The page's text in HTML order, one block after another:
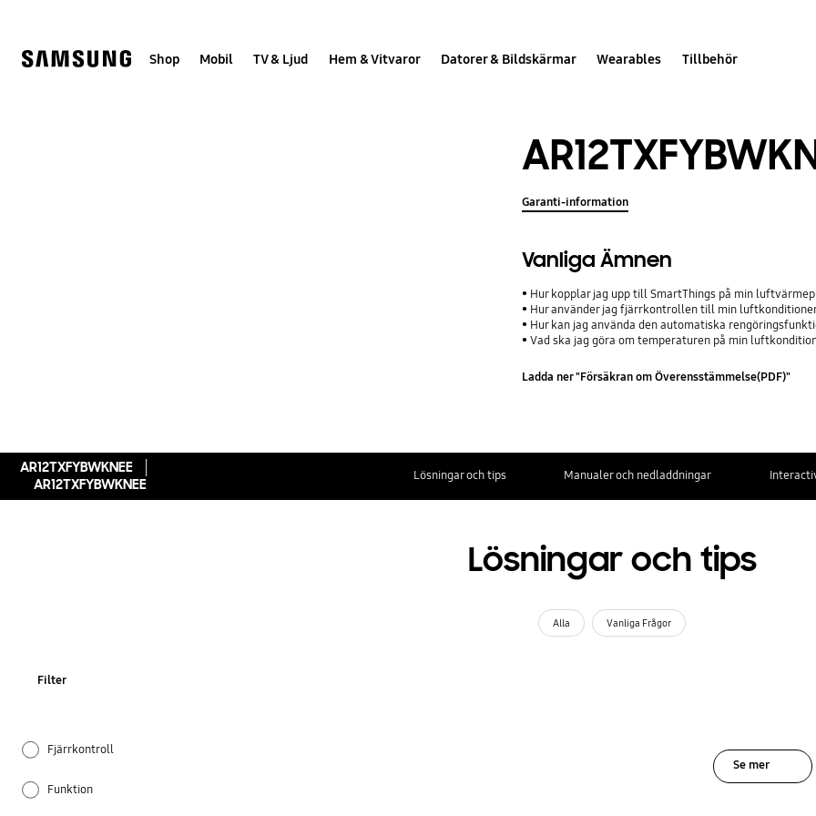
help
Shop Mobil TV & Ljud Hem & Vitvaror Datorer & Bildskärmar Wearables Tillbehör
Garanti-information
Vanliga Ämnen
Hur kopplar jag upp till SmartThings på min
Hur använder jag fjärrkontrollen till min
Hur kan jag använda den automatiska
Vad ska jag göra om temperaturen på min
Ladda ner "Försäkran om Överensstämmelse(PDF)"
AR12TXFYBWKNEE
AR12TXFYBWKNEE
Lösningar och tips Manualer och nedladdningar
Lösningar och tips
Alla Vanliga Frågor
Filter
Fjärrkontroll
Funktion
Se mer